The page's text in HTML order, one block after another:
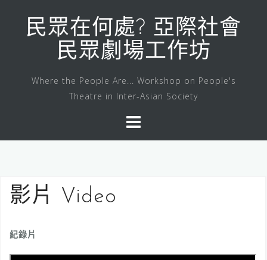
content民眾在何處? 亞際社會
民眾劇場工作坊
Where the People Are... Workshop on People's
Theatre in Inter-Asian Society
影片 Video
紀錄片